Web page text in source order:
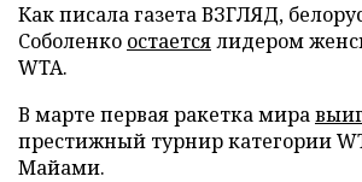
Как писала газета ВЗГЛЯД,
Соболенко остаетсялидером
WTA.
В марте первая ракетка мира
престижный турнир категории
Майами.